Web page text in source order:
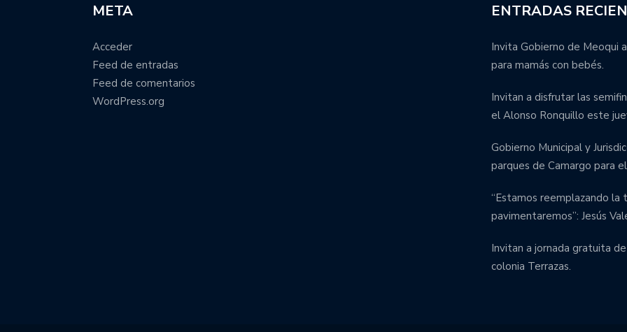
META
Acceder
Feed de entradas
Feed de comentarios
WordPress.org
ENTRADAS
Invita Gobierno de Meoqui
para mamás con bebés.
Invitan a disfrutar las
el Alonso Ronquillo este
Gobierno Municipal y
parques de Camargo para
“Estamos reemplazando
pavimentaremos”: Jesús
Invitan a jornada gratuita
colonia Terrazas.